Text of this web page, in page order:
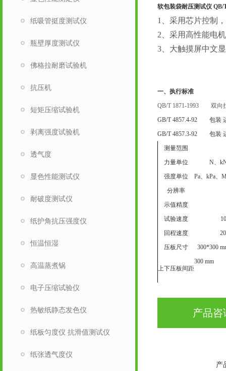
软包装袋耐压测试仪 QB/
1、采用芯片控制
2、采用高性能电
3、大触摸屏中文
一、执行标准
QB/T 1871-1993 双向
GB/T 4857.4-92 包装
GB/T 4857.3-92 包装
测量范围
力量单位
N、
强度单位
Pa、kPa、
分辨率
示值精度
试验速度
回程速度
压板尺寸
300*300
上下压板间距
300 mm
产品咨
产
纸吸管挺度测试仪
瓶壁厚度测试仪
佛格拉耐磨试验机
抗压机
短矩压缩试验机
剥离强度试验机
透气度
显色性能测试仪
耐破度测试仪
纸护角抗压强度仪
恒温恒湿
高温蒸煮锅
电子压缩试验仪
热敏纸静态发色仪
纸板匀度仪 抗滑值测试仪
纸张透气度仪